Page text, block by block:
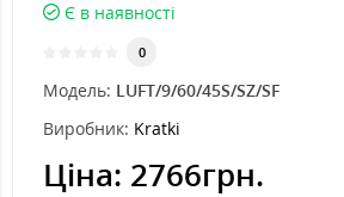
Є в наявності
0
Модель: LUFT/9/60/45S/SZ/SF
Виробник: Kratki
Ціна: 2766грн.